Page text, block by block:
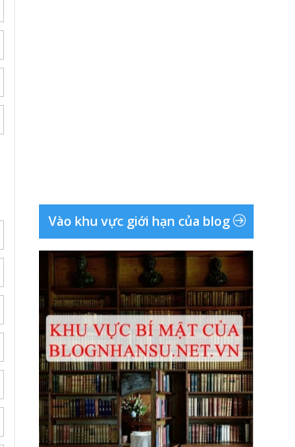
Vào khu vực giới hạn của blog